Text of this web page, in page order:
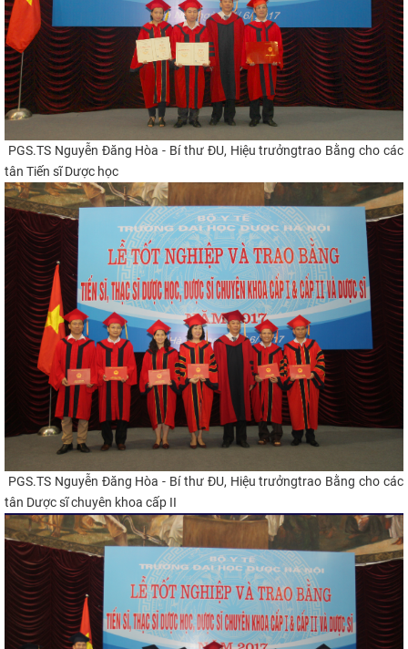
PGS.TS Nguyễn Đăng Hòa - Bí thư ĐU, Hiệu trưởngtrao Bằng cho các
tân Tiến sĩ Dược học
PGS.TS Nguyễn Đăng Hòa - Bí thư ĐU, Hiệu trưởngtrao Bằng cho các
tân Dược sĩ chuyên khoa cấp II